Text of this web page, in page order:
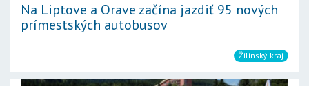
Na Liptove a Orave začína jazdiť 95 nových
prímestských autobusov
Žilinský kraj